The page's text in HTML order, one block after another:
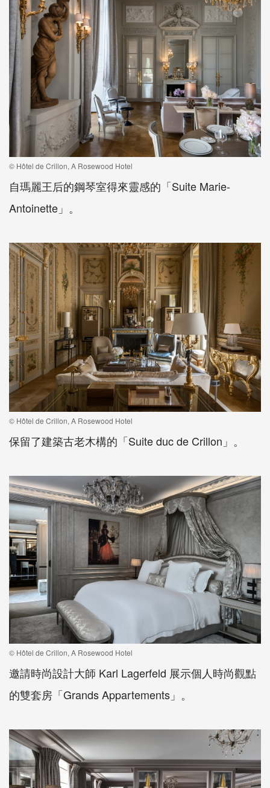
© Hôtel de Crillon, A Rosewood Hotel
自瑪麗王后的鋼琴室得來靈感的「Suite Marie-
Antoinette」。
© Hôtel de Crillon, A Rosewood Hotel
保留了建築古老木構的「Suite duc de Crillon」。
© Hôtel de Crillon, A Rosewood Hotel
邀請時尚設計大師 Karl Lagerfeld 展示個人時尚觀點
的雙套房「Grands Appartements」。